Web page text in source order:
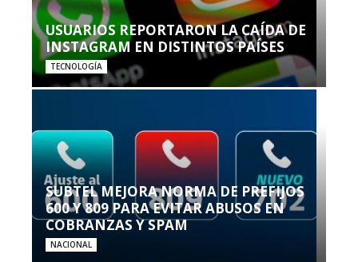
USUARIOS REPORTARON LA CAÍDA DE
INSTAGRAM EN DISTINTOS PAÍSES
TECNOLOGÍA
SUBTEL MEJORA NORMA DE PREFIJOS
600 Y 809 PARA EVITAR ABUSOS EN
COBRANZAS Y SPAM
NACIONAL